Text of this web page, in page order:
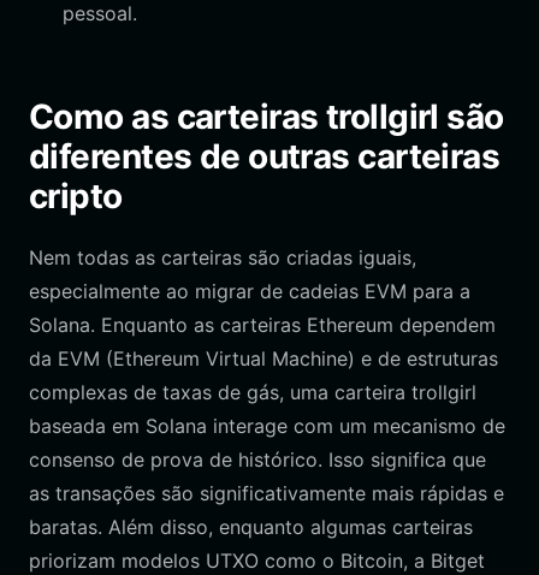
pessoal.
Como as carteiras trollgirl são
diferentes de outras carteiras
cripto
Nem todas as carteiras são criadas iguais,
especialmente ao migrar de cadeias EVM para a
Solana. Enquanto as carteiras Ethereum dependem
da EVM (Ethereum Virtual Machine) e de estruturas
complexas de taxas de gás, uma carteira trollgirl
baseada em Solana interage com um mecanismo de
consenso de prova de histórico. Isso significa que
as transações são significativamente mais rápidas e
baratas. Além disso, enquanto algumas carteiras
priorizam modelos UTXO como o Bitcoin, a Bitget